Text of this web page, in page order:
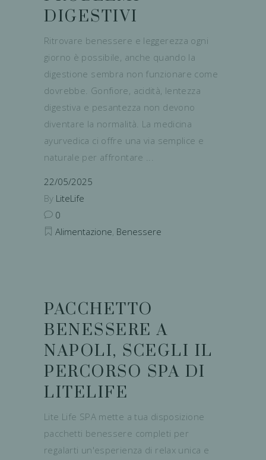
DIGESTIVI
Ritrovare benessere e leggerezza ogni
giorno è possibile, anche quando la
digestione sembra non funzionare come
dovrebbe. Gonfiore, acidità, lentezza
digestiva e pesantezza non devono
diventare la normalità. La medicina
ayurvedica ci offre una via semplice e
naturale per affrontare
22/05/2025
By LiteLife
0
Alimentazione, Benessere
PACCHETTO
BENESSERE A
NAPOLI, SCEGLI IL
PERCORSO SPA DI
LITELIFE
Lite Life SPA mette a tua disposizione
pacchetti benessere completi per
regalarti un'esperienza di relax unica e